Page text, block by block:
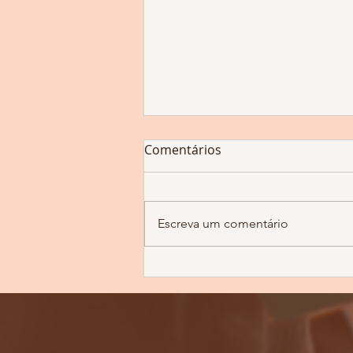
desinformação também é
Comentários
Escreva um comentário